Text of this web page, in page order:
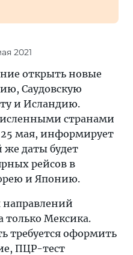
2021
открыть новые
Саудовскую
и Исландию.
странами
мая, информирует
же даты будет
рейсов в
и Японию.
направлений
только Мексика.
требуется оформить
ПЦР-тест